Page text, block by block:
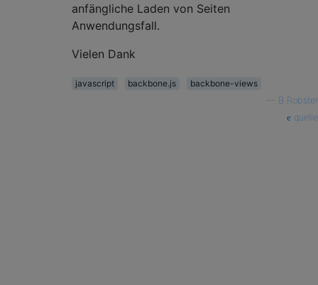
anfängliche Laden von Seiten
Anwendungsfall.
Vielen Dank
javascript backbone.js
backbone-views
B Robster
quelle